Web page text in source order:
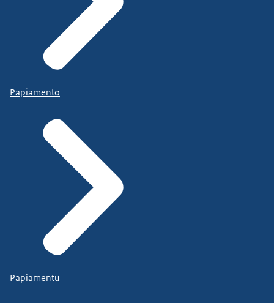
Papiamento
Papiamentu